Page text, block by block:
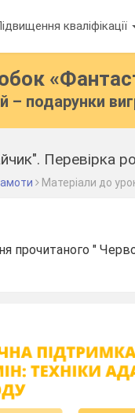
кваліфікації
– подарунки
Перевірка
Матеріали до
прочитаного "